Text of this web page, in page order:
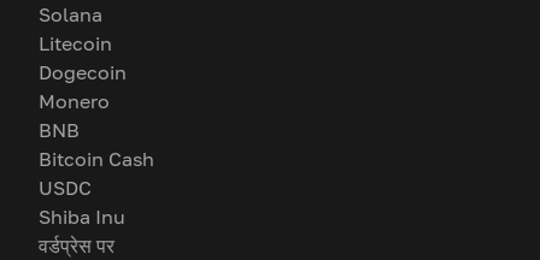
Solana
Litecoin
Dogecoin
Monero
BNB
Bitcoin Cash
USDC
Shiba Inu
वर्डप्रेस पर